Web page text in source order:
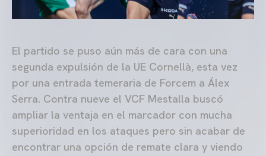
El partido se puso aún más de cara con una
segunda expulsión de la UE Cornellà, esta vez
por una entrada temeraria de Forcem a Álex
Serra. Contra nueve el VCF Mestalla buscó
ampliar la ventaja en el marcador con mucha
superioridad en los ataques pero sin acabar de
encontrar una opción de remate clara y viendo